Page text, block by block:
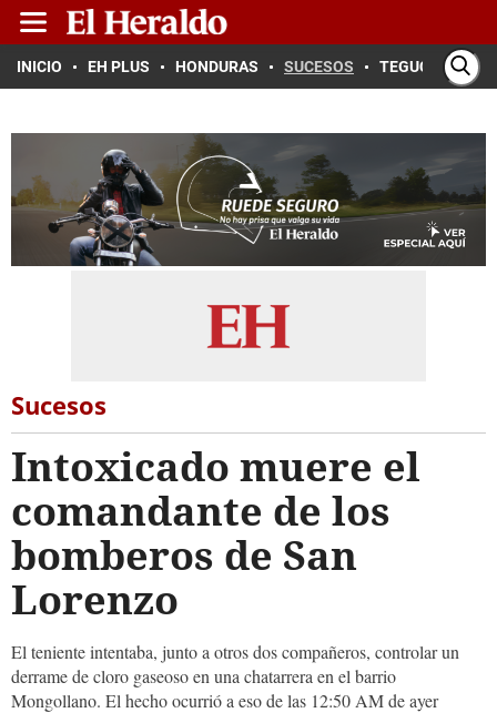
INICIO EH PLUS HONDURAS SUCESOS TEGUCIGALPA
Sucesos
Intoxicado muere el
comandante de los
bomberos de San
Lorenzo
El teniente intentaba, junto a otros dos compañeros, controlar un
derrame de cloro gaseoso en una chatarrera en el barrio
Mongollano. El hecho ocurrió a eso de las 12:50 AM de ayer